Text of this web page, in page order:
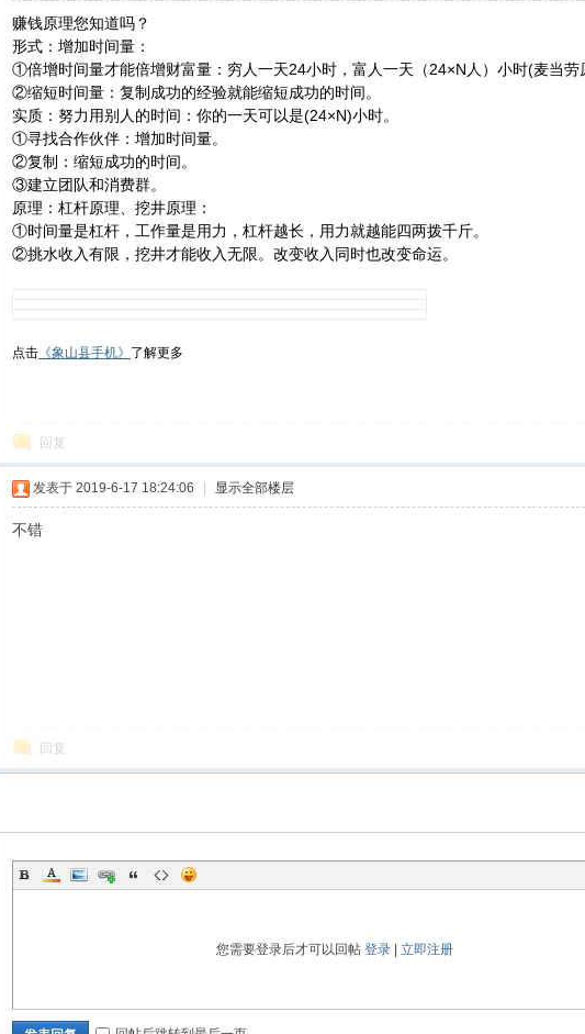
赚钱原理您知道吗？
形式：增加时间量：
①倍增时间量才能倍增财富量：穷人一天24小时，富人一天（24×N人）小时(麦当劳
②缩短时间量：复制成功的经验就能缩短成功的时间。
实质：努力用别人的时间：你的一天可以是(24×N)小时。
①寻找合作伙伴：增加时间量。
②复制：缩短成功的时间。
③建立团队和消费群。
原理：杠杆原理、挖井原理：
①时间量是杠杆，工作量是用力，杠杆越长，用力就越能四两拨千斤。
②挑水收入有限，挖井才能收入无限。改变收入同时也改变命运。
点击 《象山县手机》 了解更多
回复
发表于 2019-6-17 18:24:06 显示全部楼层
不错
回复
您需要登录后才可以回帖 登录| 立即注册